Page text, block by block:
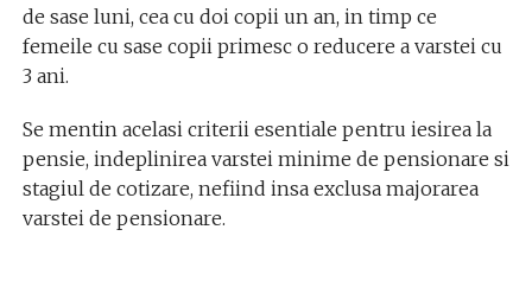
de sase luni, cea cu doi copii un an, in timp ce
femeile cu sase copii primesc o reducere a varstei cu
3 ani.
Se mentin acelasi criterii esentiale pentru iesirea la
pensie, indeplinirea varstei minime de pensionare si
stagiul de cotizare, nefiind insa exclusa majorarea
varstei de pensionare.